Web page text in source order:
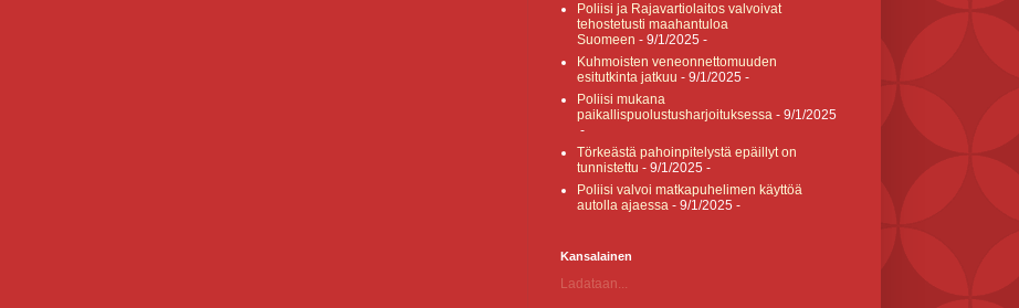
Poliisi ja Rajavartiolaitos valvoivat
tehostetusti maahantuloa
Suomeen - 9/1/2025 -
Kuhmoisten veneonnettomuuden
esitutkinta jatkuu - 9/1/2025 -
Poliisi mukana
paikallispuolustusharjoituksessa - 9/1/2025
-
Törkeästä pahoinpitelystä epäillyt on
tunnistettu - 9/1/2025 -
Poliisi valvoi matkapuhelimen käyttöä
autolla ajaessa - 9/1/2025 -
Kansalainen
Ladataan...